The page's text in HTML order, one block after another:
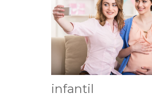
infantil